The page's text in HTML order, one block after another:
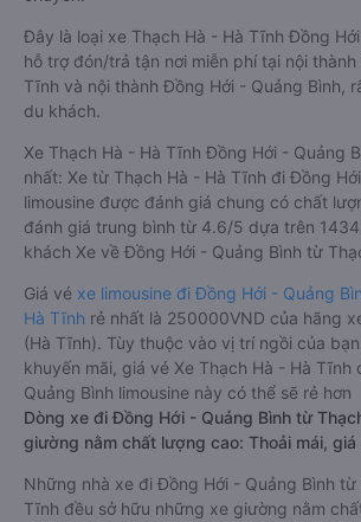
Đây là loại xe Thạch Hà - Hà Tĩnh Đồng
hỗ trợ đón/trả tận nơi miễn phí tại nội thành
Tĩnh và nội thành Đồng Hới - Quảng Bình,
du khách.
Xe Thạch Hà - Hà Tĩnh Đồng Hới - Quảng
nhất: Xe từ Thạch Hà - Hà Tĩnh đi Đồng
limousine được đánh giá chung có chất
đánh giá trung bình từ 4.6/5 dựa trên
khách Xe về Đồng Hới - Quảng Bình từ
Giá vé xe limousine đi Đồng Hới - Quảng
Hà Tĩnh rẻ nhất là 250000VND của hãng
(Hà Tĩnh). Tùy thuộc vào vị trí ngồi của
khuyến mãi, giá vé Xe Thạch Hà - Hà Tĩnh
Quảng Bình limousine này có thể sẽ rẻ hơn
Dòng xe đi Đồng Hới - Quảng Bình từ
giường nằm chất lượng cao: Thoải mái,
Những nhà xe đi Đồng Hới - Quảng Bình từ
Tĩnh đều sở hữu những xe giường nằm